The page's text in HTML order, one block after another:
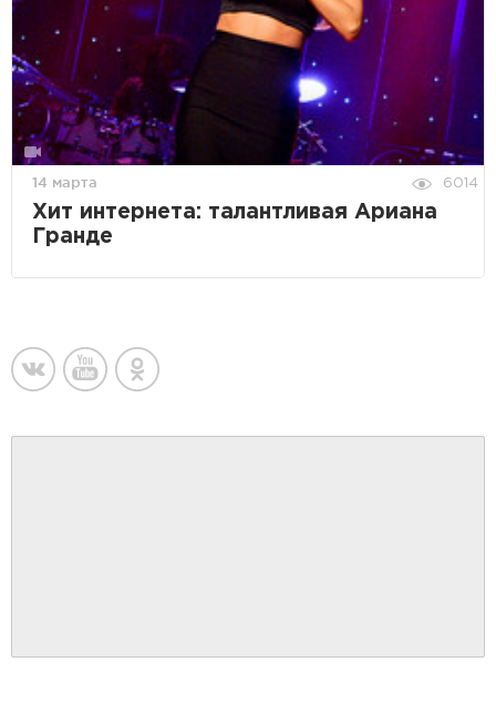
14 марта 6014
Хит интернета: талантливая Ариана
Гранде